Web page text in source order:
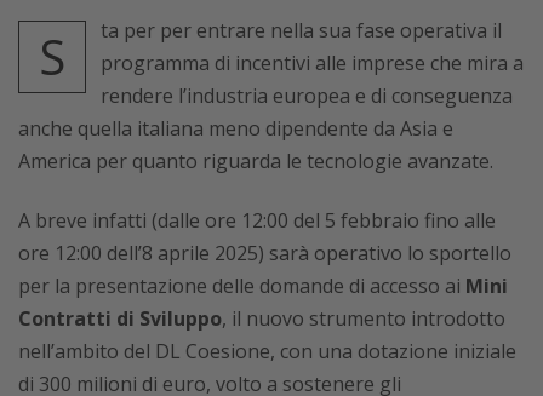
S
ta per per entrare nella sua fase operativa il
programma di incentivi alle imprese che mira a
rendere l’industria europea e di conseguenza
anche quella italiana meno dipendente da Asia e
America per quanto riguarda le tecnologie avanzate.
A breve infatti (dalle ore 12:00 del 5 febbraio fino alle
ore 12:00 dell’8 aprile 2025) sarà operativo lo sportello
per la presentazione delle domande di accesso ai Mini
Contratti di Sviluppo, il nuovo strumento introdotto
nell’ambito del DL Coesione, con una dotazione iniziale
di 300 milioni di euro, volto a sostenere gli